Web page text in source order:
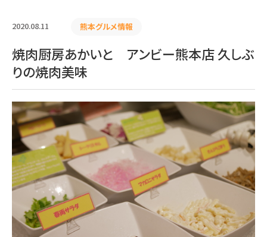
2020.08.11 熊本グルメ情報
焼肉厨房あかいと アンビー熊本店 久しぶ
りの焼肉美味